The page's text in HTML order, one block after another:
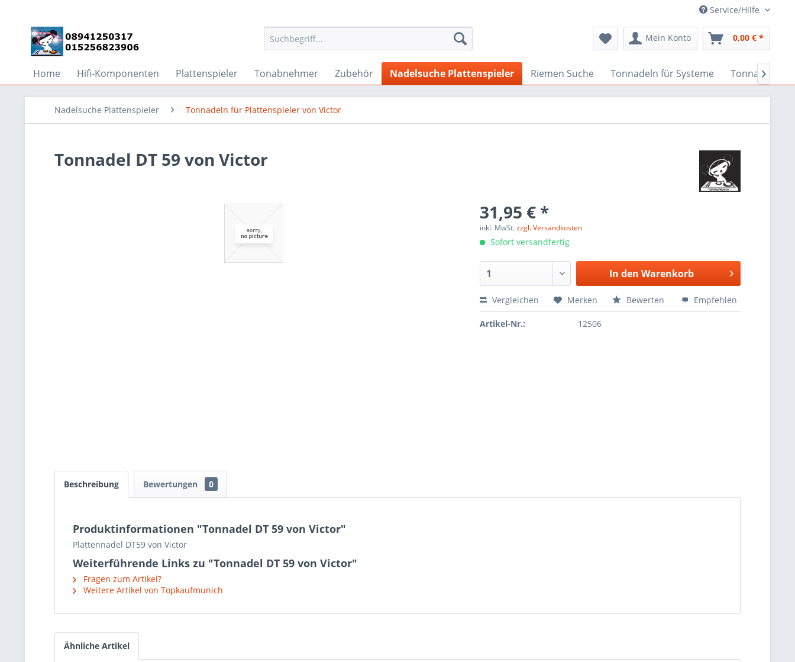
Service/Hilfe
Mein Konto 0,00 € *
Home Hifi-Komponenten Plattenspieler Tonabnehmer Zubehör Nadelsuche Plattenspieler Riemen Suche Tonnadeln für Systeme Tonnadeln

Nadelsuche Plattenspieler Tonnadeln für Plattenspieler von Victor
Tonnadel DT 59 von Victor
31,95 € *
inkl. MwSt.zzgl. Versandkosten
Sofort versandfertig
In den Warenkorb
Vergleichen Merken Bewerten Empfehlen
Artikel-Nr.: 12506
Beschreibung Bewertungen 0
Produktinformationen "Tonnadel DT 59 von Victor"
Plattennadel DT59 von Victor
Weiterführende Links zu "Tonnadel DT 59 von Victor"
Fragen zum Artikel?
Weitere Artikel von Topkaufmunich
Ähnliche Artikel